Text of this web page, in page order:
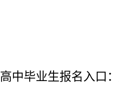
高中毕业生报名入口：